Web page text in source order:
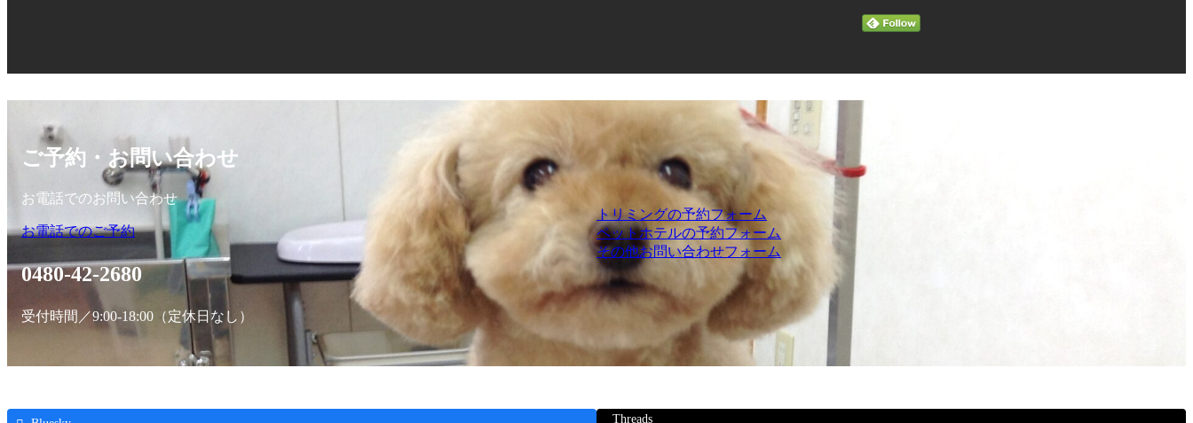
ご予約・お問い合わせ
お電話でのお問い合わせ
お電話でのご予約
0480-42-2680
受付時間／9:00-18:00（定休日なし）
トリミングの予約フォーム
ペットホテルの予約フォーム
その他お問い合わせフォーム
Threads